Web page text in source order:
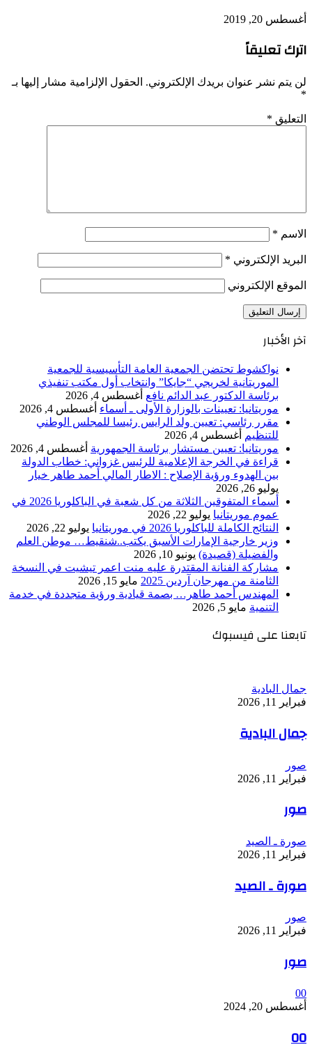
أغسطس 20, 2019
اترك تعليقاً
لن يتم نشر عنوان بريدك الإلكتروني. الحقول الإلزامية مشار إليها بـ
*
التعليق *
الاسم *
البريد الإلكتروني *
الموقع الإلكتروني
آخر الأخبار
نواكشوط تحتضن الجمعية العامة التأسيسية للجمعية
الموريتانية لخريجي “جايكا” وانتخاب أول مكتب تنفيذي
برئاسة الدكتور عبد الدائم نافع أغسطس 4, 2026
موريتانيا: تعيينات بالوزارة الأولى ـ أسماء أغسطس 4, 2026
مقرر رئاسي: تعيين ولد الرايس رئيسا للمجلس الوطني
للتنظيم أغسطس 4, 2026
موريتانيا: تعيين مستشار برئاسة الجمهورية أغسطس 4, 2026
قراءة في الخرجة الإعلامية للرئيس غزواني: خطاب الدولة
بين الهدوء ورؤية الإصلاح : الاطار المالي أحمد طاهر خيار
يوليو 26, 2026
أسماء المتفوقين الثلاثة من كل شعبة في الباكلوريا 2026 في
عموم موريتانيا يوليو 22, 2026
النتائج الكاملة للباكلوريا 2026 في موريتانيا
يوليو 22, 2026
وزير خارجية الإمارات الأسبق يكتب..شنقيط… موطن العلم
والفضيلة (قصيدة) يونيو 10, 2026
مشاركة الفنانة المقتدرة عليه منت اعمر تيشيت في النسخة
الثامنة من مهرجان آردين 2025
مايو 15, 2026
المهندس أحمد طاهر… بصمة قيادية ورؤية متجددة في خدمة
التنمية مايو 5, 2026
تابعنا على فيسبوك
جمال البادية
فبراير 11, 2026
جمال البادية
صور
فبراير 11, 2026
صور
صورة ـ الصيد
فبراير 11, 2026
صورة ـ الصيد
صور
فبراير 11, 2026
صور
00
أغسطس 20, 2024
00